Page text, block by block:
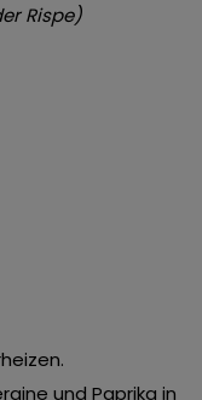
Rispe)
und Paprika in